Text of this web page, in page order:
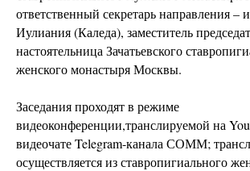
ответственный секретарь направления –
Иулиания (Каледа), заместитель
настоятельница Зачатьевского
женского монастыря Москвы.
Заседания проходят в режиме
видеоконференции,транслируемой на
видеочате Telegram-канала СОММ;
осуществляется из ставропигиального